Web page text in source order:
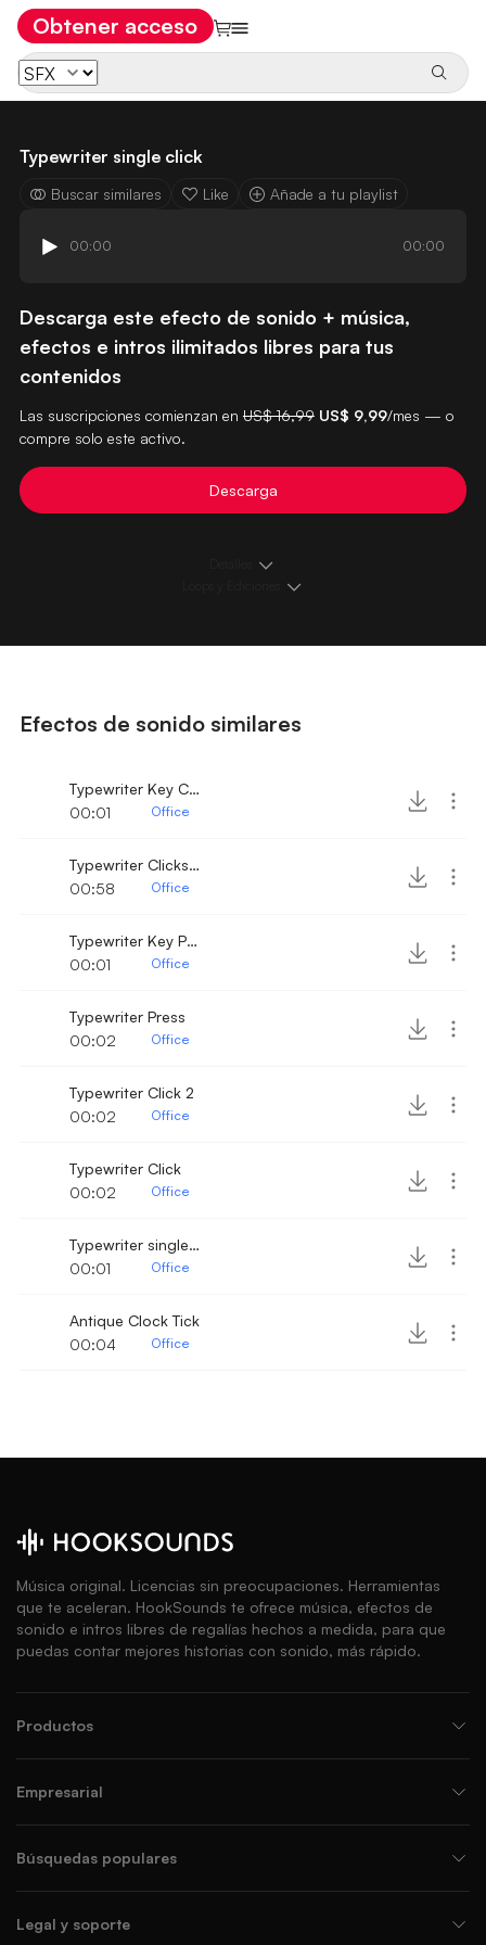
Obtener acceso
Typewriter single click
Buscar similares Like Añade a tu playlist
00:00 00:00
Descarga este efecto de sonido + música,
efectos e intros ilimitados libres para tus
contenidos
Las suscripciones comienzan en US$ 16,99 US$ 9,99/mes — o
compre solo este activo.
Descarga
Efectos de sonido similares
Typewriter Key Click
00:01
Office
Typewriter Clicks sound like
00:58
Office
Typewriter Key Press
00:01
Office
Typewriter Press
00:02
Office
Typewriter Click 2
00:02
Office
Typewriter Click
00:02
Office
Typewriter single click 2
00:01
Office
Antique Clock Tick
00:04
Office
Música original. Licencias sin preocupaciones. Herramientas
que te aceleran. HookSounds te ofrece música, efectos de
sonido e intros libres de regalías hechos a medida, para que
puedas contar mejores historias con sonido, más rápido.
Productos
Empresarial
Búsquedas populares
Legal y soporte